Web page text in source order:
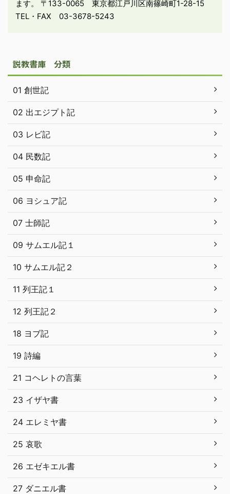
ます。 〒133-0065 東京都江戸川区南篠崎町1-28-15
TEL・FAX 03-3678-5243
説教書庫 分類
01 創世記
02 出エジプト記
03 レビ記
04 民数記
05 申命記
06 ヨシュア記
07 士師記
09 サムエル記１
10 サムエル記２
11 列王記１
12 列王記２
18 ヨブ記
19 詩編
21 コヘレトの言葉
23 イザヤ書
24 エレミヤ書
25 哀歌
26 エゼキエル書
27 ダニエル書